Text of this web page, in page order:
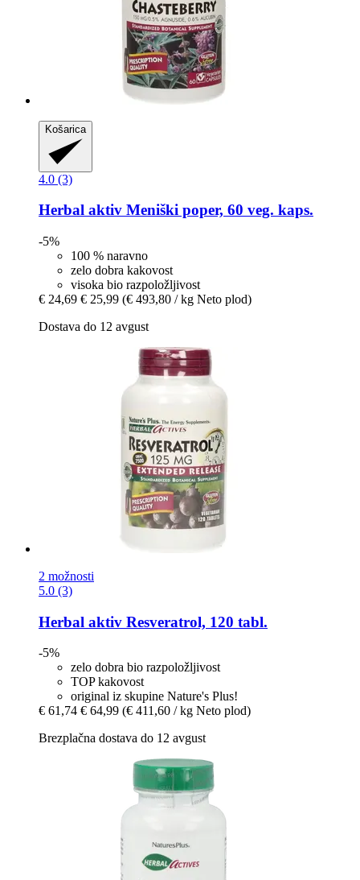
Košarica
4.0 (3)
Herbal aktiv Meniški poper, 60 veg. kaps.
-5%
100 % naravno
zelo dobra kakovost
visoka bio razpoložljivost
€ 24,69 € 25,99 (€ 493,80 / kg Neto plod)
Dostava do 12 avgust
2 možnosti
5.0 (3)
Herbal aktiv Resveratrol, 120 tabl.
-5%
zelo dobra bio razpoložljivost
TOP kakovost
original iz skupine Nature's Plus!
€ 61,74 € 64,99 (€ 411,60 / kg Neto plod)
Brezplačna dostava do 12 avgust